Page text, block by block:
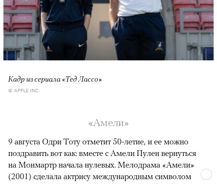
Кадр из сериала «Тед Лассо»
© APPLE INC.
«Амели»
9 августа Одри Тоту отметит 50-летие, и ее можно
поздравить вот как: вместе с Амели Пулен вернуться
на Монмартр начала нулевых. Мелодрама «Амели»
(2001) сделала актрису международным символом